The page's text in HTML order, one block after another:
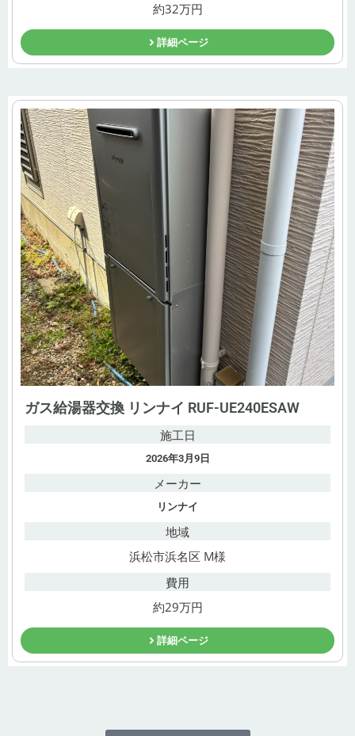
約32万円
詳細ページ
ガス給湯器交換 リンナイ RUF-UE240ESAW
施工日
2026年3月9日
メーカー
リンナイ
地域
浜松市浜名区 M様
費用
約29万円
詳細ページ